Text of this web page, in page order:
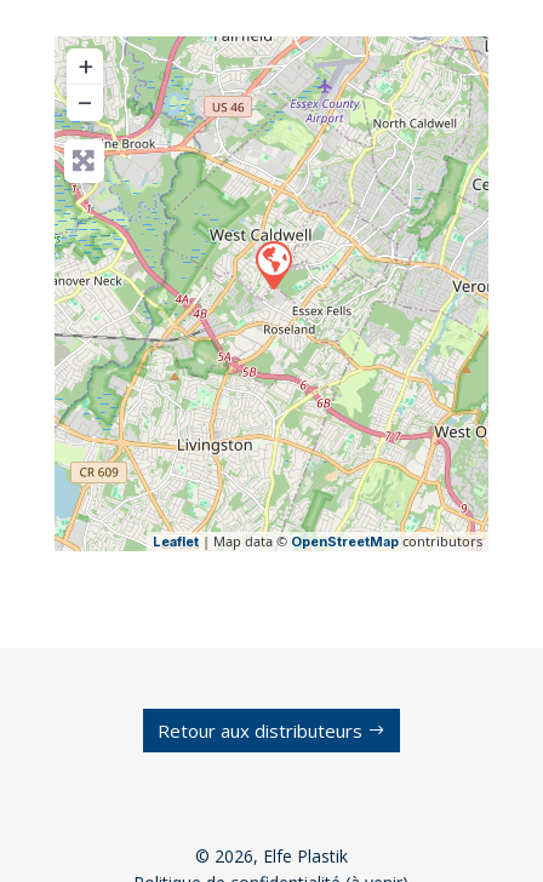
+
−
Leaflet | Map data © OpenStreetMapcontributors
Retour aux distributeurs
© 2026, Elfe Plastik